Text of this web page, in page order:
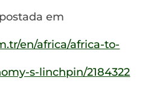
em
en/africa/africa-to-
s-linchpin/2184322